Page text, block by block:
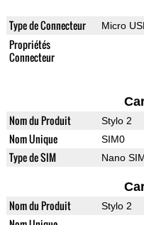
Type de Connecteur Micro
Propriétés
Connecteur
Nom du Produit Stylo 2
Nom Unique SIM0
Type de SIM Nano
Nom du Produit Stylo 2